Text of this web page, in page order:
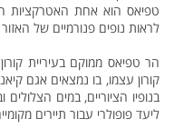
טפיאס הוא אחת האטרקציות
לראות נופים פנורמיים של
קורון עצמו, בו נמצאים אגם
בנופיו הציוריים, במים
ליעד פופולרי עבור תיירים